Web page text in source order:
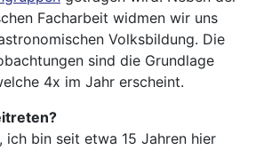
Facharbeit widmen wir uns
Volksbildung. Die
sind die Grundlage
4x im Jahr erscheint.
ich bin seit etwa 15 Jahren hier